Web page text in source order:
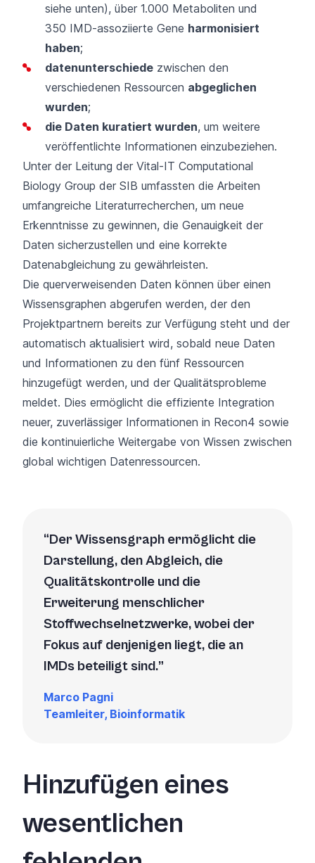
siehe unten), über 1.000 Metaboliten und
350 IMD-assoziierte Gene harmonisiert
haben;
datenunterschiede zwischen den
verschiedenen Ressourcen abgeglichen
wurden;
die Daten kuratiert wurden, um weitere
veröffentlichte Informationen einzubeziehen.
Unter der Leitung der Vital-IT Computational
Biology Group der SIB umfassten die Arbeiten
umfangreiche Literaturrecherchen, um neue
Erkenntnisse zu gewinnen, die Genauigkeit der
Daten sicherzustellen und eine korrekte
Datenabgleichung zu gewährleisten.
Die querverweisenden Daten können über einen
Wissensgraphen abgerufen werden, der den
Projektpartnern bereits zur Verfügung steht und der
automatisch aktualisiert wird, sobald neue Daten
und Informationen zu den fünf Ressourcen
hinzugefügt werden, und der Qualitätsprobleme
meldet. Dies ermöglicht die effiziente Integration
neuer, zuverlässiger Informationen in Recon4 sowie
die kontinuierliche Weitergabe von Wissen zwischen
global wichtigen Datenressourcen.
Der Wissensgraph ermöglicht die
Darstellung, den Abgleich, die
Qualitätskontrolle und die
Erweiterung menschlicher
Stoffwechselnetzwerke, wobei der
Fokus auf denjenigen liegt, die an
IMDs beteiligt sind.
Marco Pagni
Teamleiter, Bioinformatik
Hinzufügen eines
wesentlichen